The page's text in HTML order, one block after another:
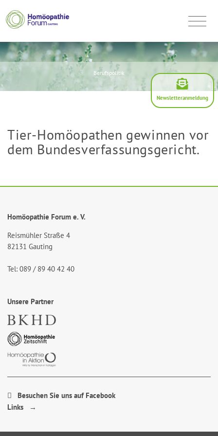
Newsletteranmeldung
Berufspolitik
Tier-Homöopathen gewinnen vor
dem Bundesverfassungsgericht.
Homöopathie Forum e. V.
Reismühler Straße 4
82131 Gauting
Tel: 089 / 89 40 42 40
Unsere Partner
Besuchen Sie uns auf Facebook
Links →